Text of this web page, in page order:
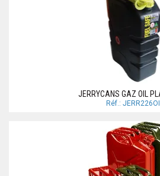
JERRYCANS GAZ OIL
Réf.: JERR226OI